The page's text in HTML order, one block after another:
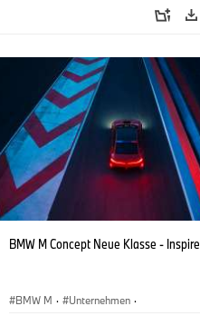
BMW M Concept Neue Klasse - Inspire
BMW M · Unternehmen ·